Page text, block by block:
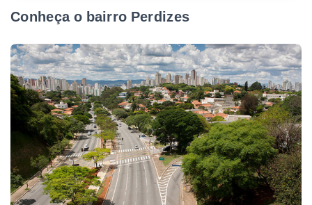
Conheça o bairro Perdizes